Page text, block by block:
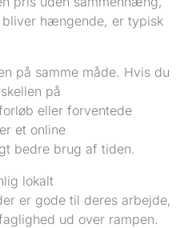
hængende, er typisk
på samme måde. Hvis du
på
eller forventede
et online
bedre brug af tiden.
lokalt
er gode til deres arbejde,
ud over rampen.